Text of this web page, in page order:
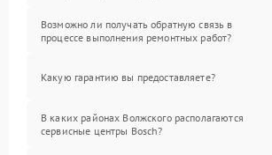
Возможно ли получать обратную связь в
процессе выполнения ремонтных работ?
Какую гарантию вы предоставляете?
В каких районах Волжского располагаются
сервисные центры Bosch?